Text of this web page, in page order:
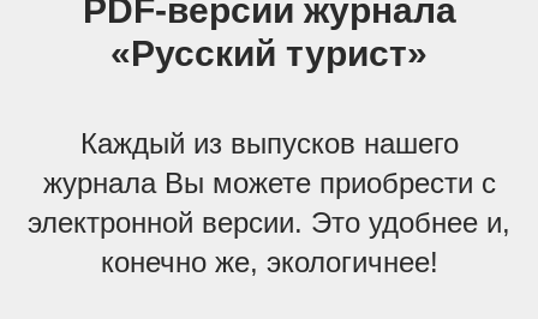
PDF-версии журнала
«Русский турист»
Каждый из выпусков нашего
журнала Вы можете приобрести с
электронной версии. Это удобнее и,
конечно же, экологичнее!